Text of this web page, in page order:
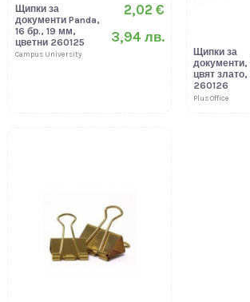
Щипки за
документи Panda,
16 бр., 19 мм,
цветни 260125
Campus University
2,02 €
3,94 лв.
Щипки за
цвят
260126
Plus Office